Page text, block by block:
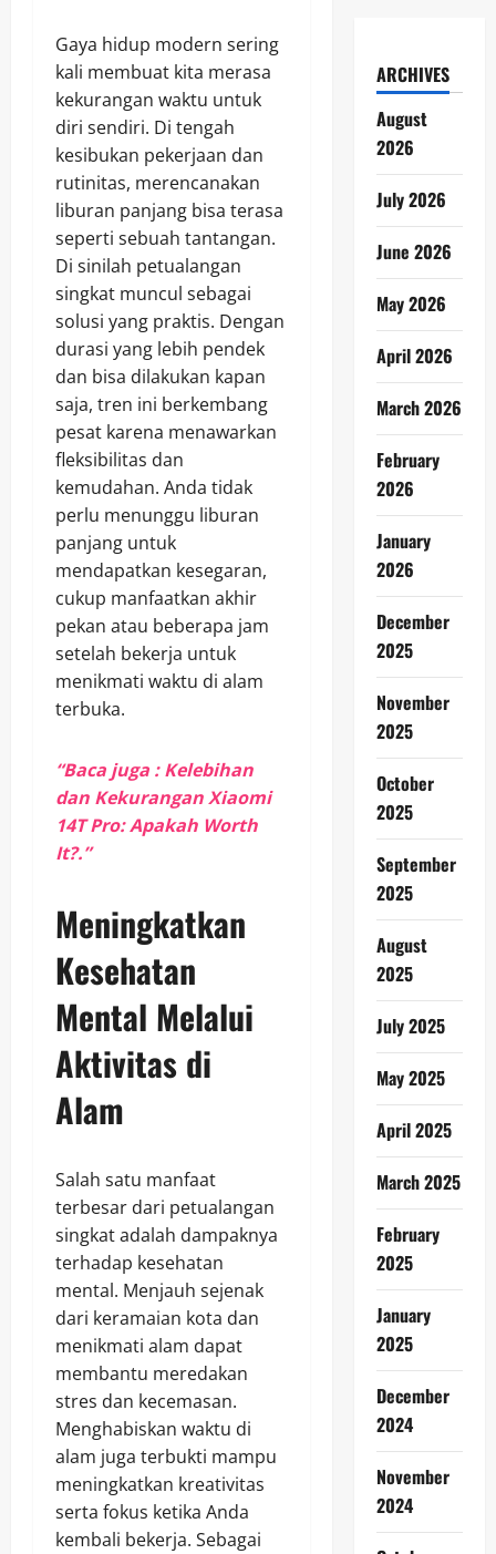
Gaya hidup modern sering
kali membuat kita merasa
kekurangan waktu untuk
diri sendiri. Di tengah
kesibukan pekerjaan dan
rutinitas, merencanakan
liburan panjang bisa terasa
seperti sebuah tantangan.
Di sinilah petualangan
singkat muncul sebagai
solusi yang praktis. Dengan
durasi yang lebih pendek
dan bisa dilakukan kapan
saja, tren ini berkembang
pesat karena menawarkan
fleksibilitas dan
kemudahan. Anda tidak
perlu menunggu liburan
panjang untuk
mendapatkan kesegaran,
cukup manfaatkan akhir
pekan atau beberapa jam
setelah bekerja untuk
menikmati waktu di alam
terbuka.
“Baca juga : Kelebihan
dan Kekurangan Xiaomi
14T Pro: Apakah Worth
It?.”
Meningkatkan
Kesehatan
Mental Melalui
Aktivitas di
Alam
Salah satu manfaat
terbesar dari petualangan
singkat adalah dampaknya
terhadap kesehatan
mental. Menjauh sejenak
dari keramaian kota dan
menikmati alam dapat
membantu meredakan
stres dan kecemasan.
Menghabiskan waktu di
alam juga terbukti mampu
meningkatkan kreativitas
serta fokus ketika Anda
kembali bekerja. Sebagai
ARCHIVES
August
2026
July 2026
June 2026
May 2026
April 2026
March 2026
February
2026
January
2026
December
2025
November
2025
October
2025
September
2025
August
2025
July 2025
May 2025
April 2025
March 2025
February
2025
January
2025
December
2024
November
2024